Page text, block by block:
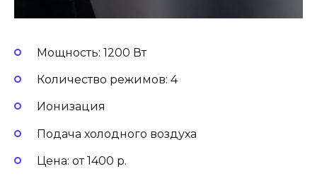
Мощность: 1200 Вт
Количество режимов: 4
Ионизация
Подача холодного воздуха
Цена: от 1400 р.